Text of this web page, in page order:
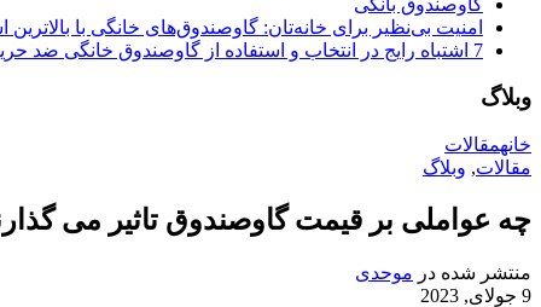
گاوصندوق بانکی
امنیت بی‌نظیر برای خانه‌تان: گاوصندوق‌های خانگی با بالاترین
7 اشتباه رایج در انتخاب و استفاده از گاوصندوق خانگی ضد حریق
وبلاگ
خانهمقالات
مقالات, وبلاگ
چه عواملی بر قیمت گاوصندوق تاثیر می
منتشر شده در موحدی
9 جولای, 2023